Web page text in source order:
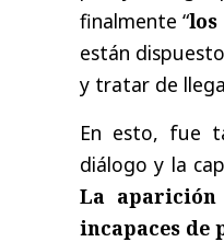
finalmente “los
están
y tratar de
En esto, fue
diálogo y la
La aparición
incapaces de